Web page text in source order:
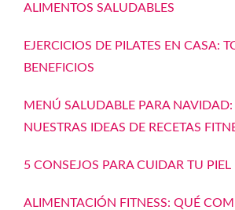
ALIMENTOS SALUDABLES
EJERCICIOS DE PILATES EN CASA:
BENEFICIOS
MENÚ SALUDABLE PARA NAVIDAD:
NUESTRAS IDEAS DE RECETAS
5 CONSEJOS PARA CUIDAR TU
ALIMENTACIÓN FITNESS: QUÉ